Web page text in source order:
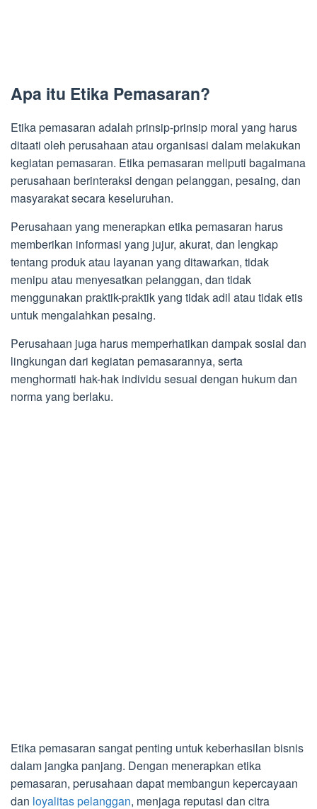
Apa itu Etika Pemasaran?
Etika pemasaran adalah prinsip-prinsip moral yang harus
ditaati oleh perusahaan atau organisasi dalam melakukan
kegiatan pemasaran. Etika pemasaran meliputi bagaimana
perusahaan berinteraksi dengan pelanggan, pesaing, dan
masyarakat secara keseluruhan.
Perusahaan yang menerapkan etika pemasaran harus
memberikan informasi yang jujur, akurat, dan lengkap
tentang produk atau layanan yang ditawarkan, tidak
menipu atau menyesatkan pelanggan, dan tidak
menggunakan praktik-praktik yang tidak adil atau tidak etis
untuk mengalahkan pesaing.
Perusahaan juga harus memperhatikan dampak sosial dan
lingkungan dari kegiatan pemasarannya, serta
menghormati hak-hak individu sesuai dengan hukum dan
norma yang berlaku.
Etika pemasaran sangat penting untuk keberhasilan bisnis
dalam jangka panjang. Dengan menerapkan etika
pemasaran, perusahaan dapat membangun kepercayaan
dan loyalitas pelanggan, menjaga reputasi dan citra